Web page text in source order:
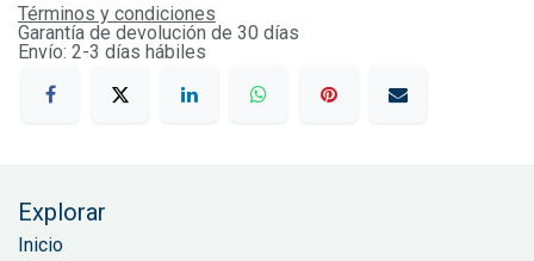
Términos y condiciones
Garantía de devolución de 30 días
Envío: 2-3 días hábiles
Explorar
Inicio